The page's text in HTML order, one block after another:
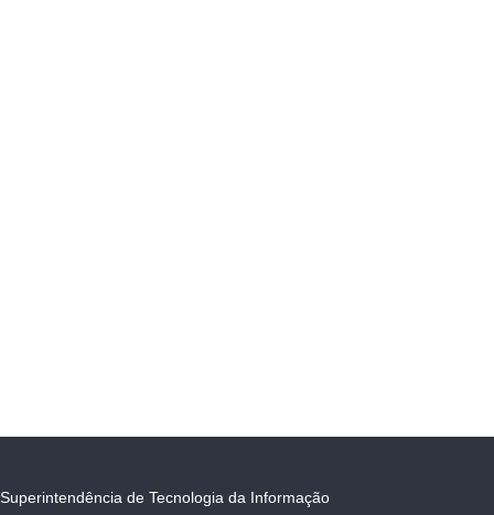
Superintendência de Tecnologia da Informação